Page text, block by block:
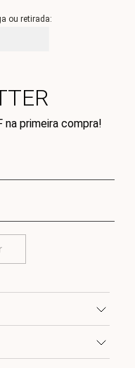
ou retirada:
na primeira compra!